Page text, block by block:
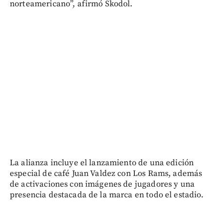
norteamericano”, afirmó Skodol.
La alianza incluye el lanzamiento de una edición
especial de café Juan Valdez con Los Rams, además
de activaciones con imágenes de jugadores y una
presencia destacada de la marca en todo el estadio.